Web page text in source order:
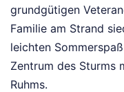
grundgütigen
Familie am Strand
leichten
Zentrum des Sturms
Ruhms.